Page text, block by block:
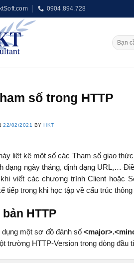
0904.894.728
số trong HTTP
22/02/2021 BYHKT
liệt kê một số các Tham số giao
dạng ngày tháng, định dạng URL,…
khi viết các chương trình Client hoặc
tiếp trong khi học tập về cấu trúc
HTTP
một sơ đồ đánh số
trường HTTP-Version trong dòng đầu